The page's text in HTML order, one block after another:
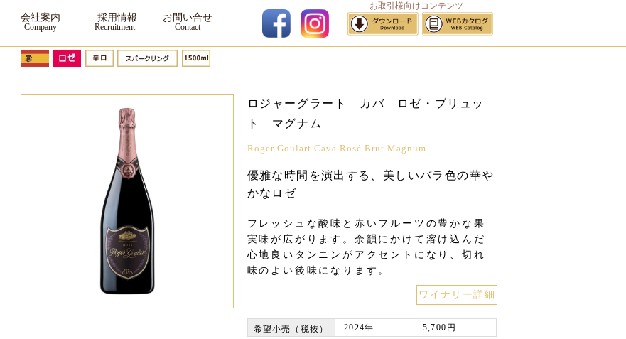
会社案内 採用情報 お問い合せ
お取引様向けコンテンツ
ロジャーグラート カバ ロゼ・ブリュッ
ト マグナム
Roger Goulart Cava Rosé Brut Magnum
優雅な時間を演出する、美しいバラ色の華や
かなロゼ
フレッシュな酸味と赤いフルーツの豊かな果
実味が広がります。余韻にかけて溶け込んだ
心地良いタンニンがアクセントになり、切れ
味のよい後味になります。
希望小売（税抜） 2024年 5,700円